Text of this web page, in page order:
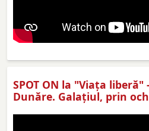
SPOT ON la "Viaţa liberă"
Dunăre. Galațiul, prin